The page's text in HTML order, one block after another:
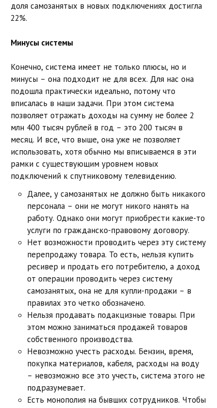
доля самозанятых в новых подключениях достигла
22%.
Минусы системы
Конечно, система имеет не только плюсы, но и
минусы – она подходит не для всех. Для нас она
подошла практически идеально, потому что
вписалась в наши задачи. При этом система
позволяет отражать доходы на сумму не более 2
млн 400 тысяч рублей в год – это 200 тысяч в
месяц. И все, что выше, она уже не позволяет
использовать, хотя обычно мы вписываемся в эти
рамки с существующим уровнем новых
подключений к спутниковому телевидению.
Далее, у самозанятых не должно быть никакого
персонала – они не могут никого нанять на
работу. Однако они могут приобрести какие-то
услуги по гражданско-правовому договору.
Нет возможности проводить через эту систему
перепродажу товара. То есть, нельзя купить
ресивер и продать его потребителю, а доход
от операции проводить через систему
самозанятых, она не для купли-продажи – в
правилах это четко обозначено.
Нельзя продавать подакцизные товары. При
этом можно заниматься продажей товаров
собственного производства.
Невозможно учесть расходы. Бензин, время,
покупка материалов, кабеля, расходы на воду
– невозможно все это учесть, система этого не
подразумевает.
Есть монополия на бывших сотрудников. Чтобы